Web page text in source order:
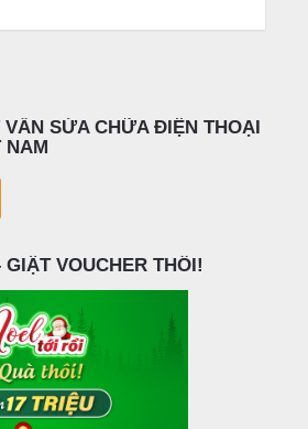
SỬA CHỮA ĐIỆN THOẠI
NAM
VOUCHER THÔI!